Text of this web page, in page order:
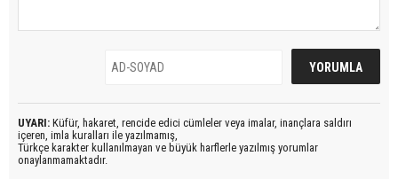
UYARI: Küfür, hakaret, rencide edici cümleler veya imalar, inançlara saldırı
içeren, imla kuralları ile yazılmamış,
Türkçe karakter kullanılmayan ve büyük harflerle yazılmış yorumlar
onaylanmamaktadır.